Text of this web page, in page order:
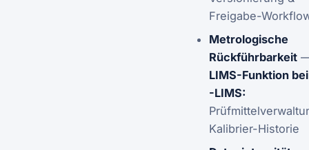
Freigabe-
Metrologische
Rückführbarkeit
LIMS-Funktion
-LIMS:
Kalibrier-Historie